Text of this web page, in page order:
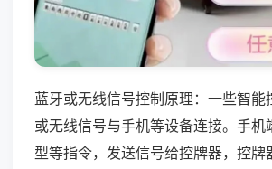
蓝牙或无线信号控制原理：一些智能
或无线信号与手机等设备连接。手机
型等指令，发送信号给控牌器，控牌